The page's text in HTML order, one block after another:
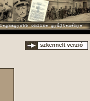
szkennelt verzió